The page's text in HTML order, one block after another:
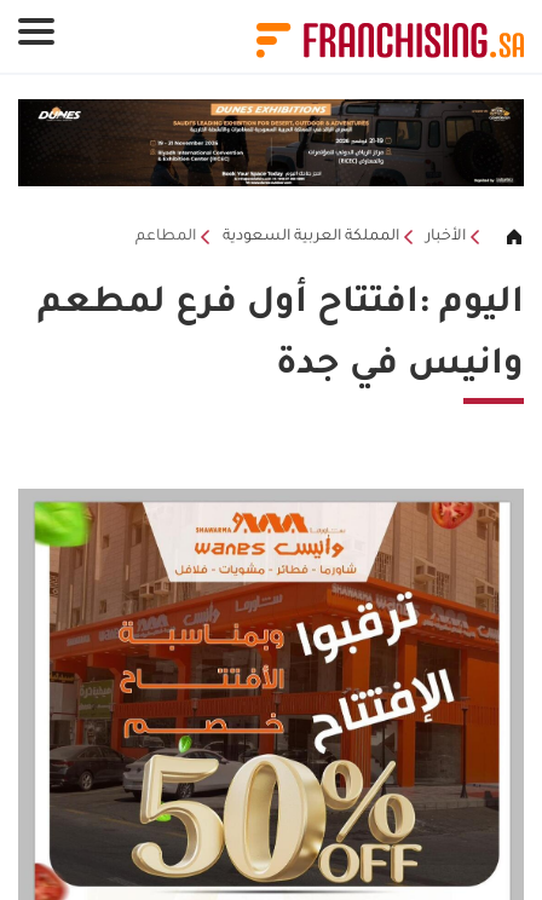
الأخبار المملكة العربية السعودية المطاعم
اليوم :افتتاح أول فرع لمطعم
وانيس في جدة
لوحة إدارة ملفات تعريف الارتباط